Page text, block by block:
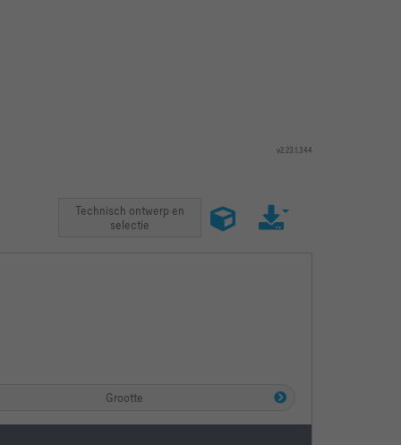
v2.23.1.344
Technisch ontwerp en
selectie
Grootte